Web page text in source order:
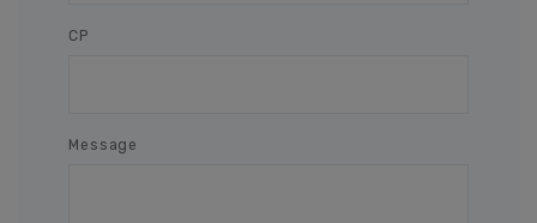
CP
Message